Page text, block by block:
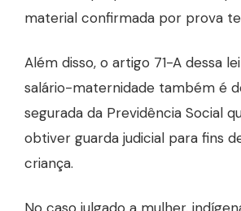
material confirmada por prova
Além disso, o artigo 71-A dessa
salário-maternidade também é
segurada da Previdência Social
obtiver guarda judicial para fins
criança.